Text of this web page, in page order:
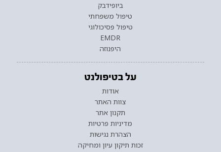
ביופידבק
טיפול משפחתי
טיפול פסיכולוגי
EMDR
היפנוזה
על בטיפולנט
אודות
צוות האתר
תקנון אתר
מדיניות פרטיות
הצהרת נגישות
זכות תיקון עיון ומחיקה